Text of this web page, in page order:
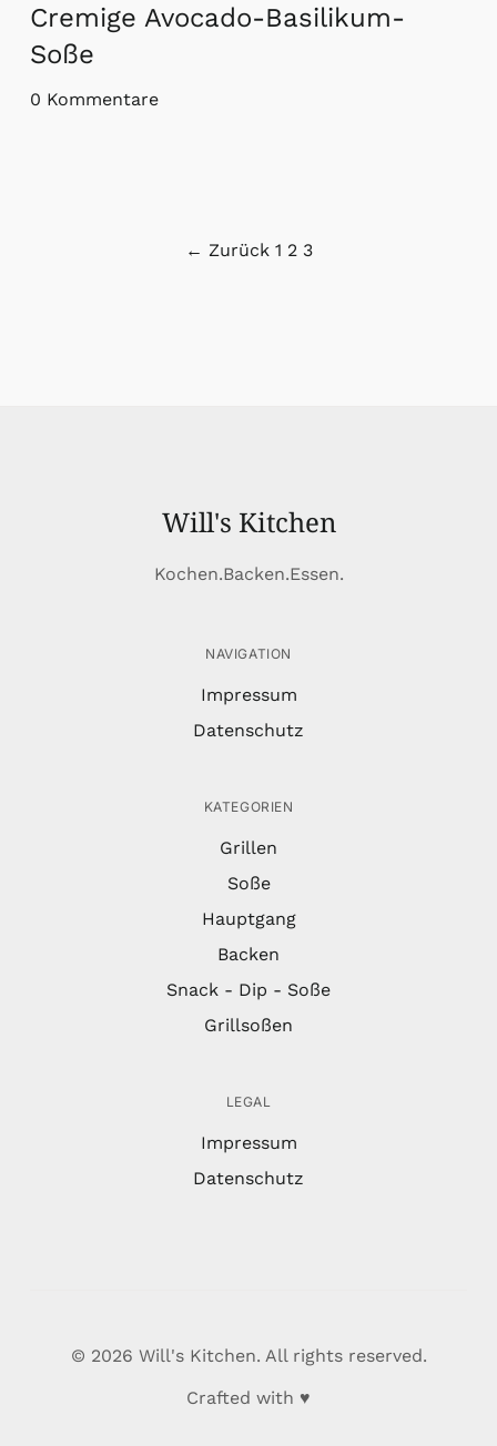
Cremige Avocado-Basilikum-
Soße
0 Kommentare
Seitennummerierung
← Zurück 1 2 3
Will's Kitchen
Kochen.Backen.Essen.
NAVIGATION
Impressum
Datenschutz
KATEGORIEN
Grillen
Soße
Hauptgang
Backen
Snack - Dip - Soße
Grillsoßen
LEGAL
Impressum
Datenschutz
© 2026 Will's Kitchen. All rights reserved.
Crafted with ♥